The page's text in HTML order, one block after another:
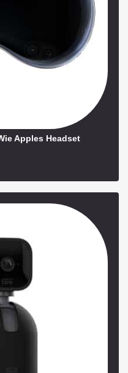
Apples Headset